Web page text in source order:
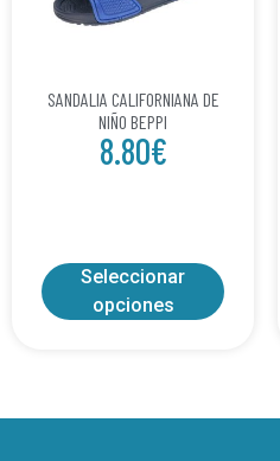
SANDALIA CALIFORNIANA DE
NIÑO BEPPI
8.80€
Seleccionar
opciones